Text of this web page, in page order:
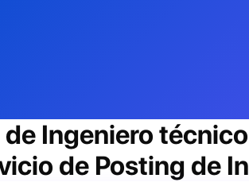
de Ingeniero
de Posting de